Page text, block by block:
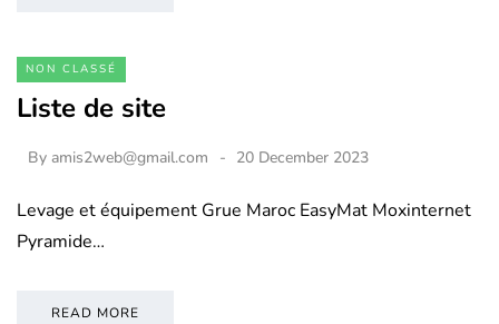
NON CLASSÉ
Liste de site
By amis2web@gmail.com 20 December 2023
Levage et équipement Grue Maroc EasyMat Moxinternet
Pyramide…
READ MORE